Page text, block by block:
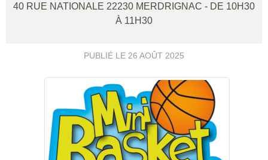
40 RUE NATIONALE 22230 MERDRIGNAC - DE 10H30
À 11H30
PUBLIÉ LE 26 AOÛT 2025